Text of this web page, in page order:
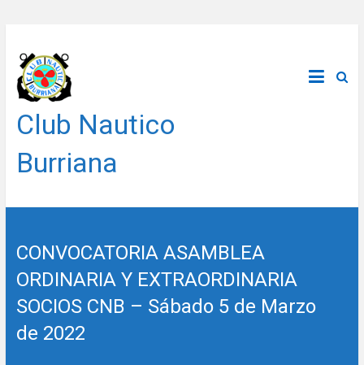
contenido
Club Nautico
Burriana
CONVOCATORIA ASAMBLEA
ORDINARIA Y EXTRAORDINARIA
SOCIOS CNB – Sábado 5 de Marzo
de 2022